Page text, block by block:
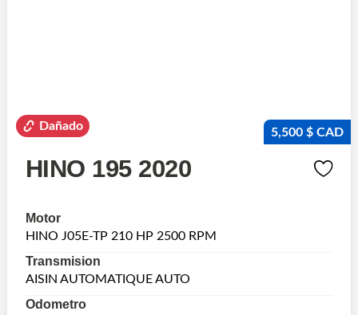
Dañado 5,500 $ CAD
HINO 195 2020
Motor
HINO J05E-TP 210 HP 2500 RPM
Transmision
AISIN AUTOMATIQUE AUTO
Odometro